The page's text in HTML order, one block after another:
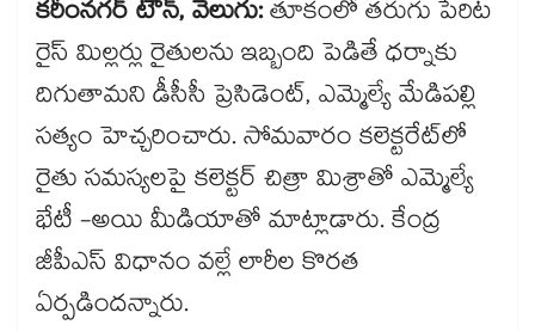
కరీంనగర్ టౌన్, వెలుగు:తూకంలో తరుగు పేరిట
రైస్ మిల్లర్లు రైతులను ఇబ్బంది పెడితే ధర్నాకు
దిగుతామని డీసీసీ ప్రెసిడెంట్, ఎమ్మెల్యే మేడిపల్లి
సత్యం హెచ్చరించారు. సోమవారం కలెక్టరేట్‌‌‌‌‌‌‌‌‌‌‌‌‌‌‌‌లో
రైతు సమస్యలపై కలెక్టర్‌‌‌‌‌‌‌‌‌‌‌‌‌‌‌‌ చిత్రా మిశ్రాతో ఎమ్మెల్యే
భేటీ -అయి మీడియాతో మాట్లాడారు. కేంద్ర
జీపీఎస్ విధానం వల్లే లారీల కొరత
ఏర్పడిందన్నారు.